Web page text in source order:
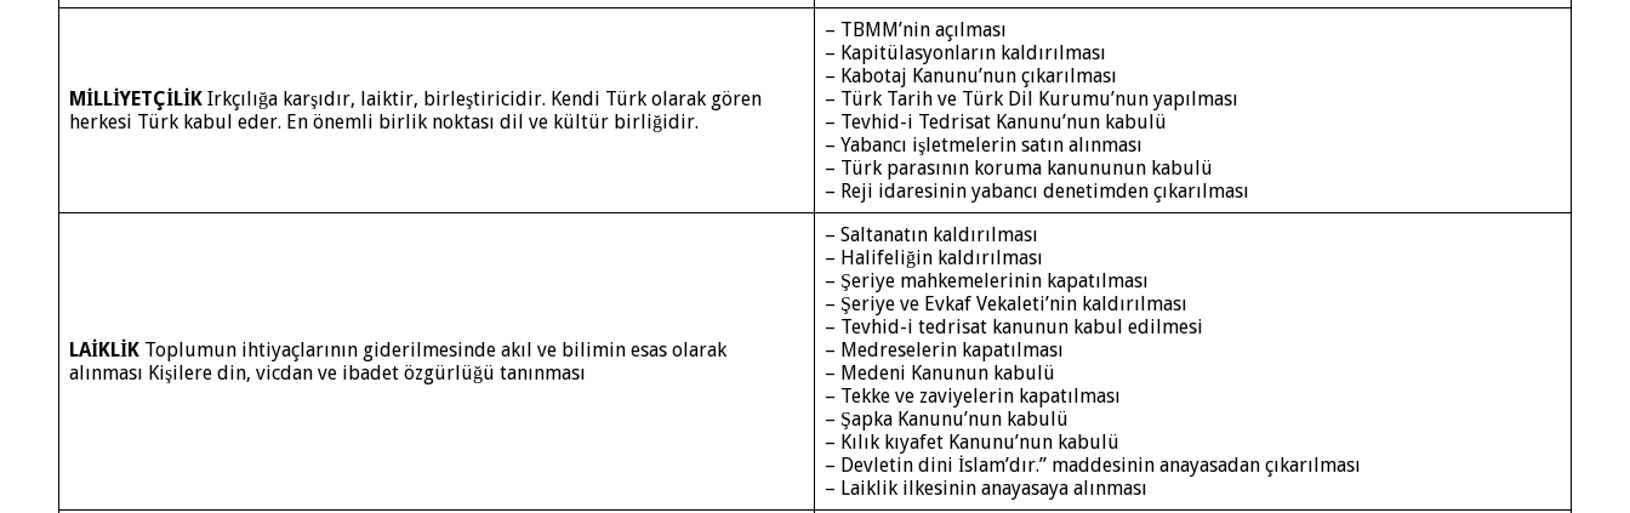
MİLLİYETÇİLİK Irkçılığa karşıdır, laiktir, birleştiricidir. Kendi Türk olarak gören
herkesi Türk kabul eder. En önemli birlik noktası dil ve kültür birliğidir.
– TBMM’nin açılması
– Kapitülasyonların kaldırılması
– Kabotaj Kanunu’nun çıkarılması
– Türk Tarih ve Türk Dil Kurumu’nun yapılması
– Tevhid-i Tedrisat Kanunu’nun kabulü
– Yabancı işletmelerin satın alınması
– Türk parasının koruma kanununun kabulü
– Reji idaresinin yabancı denetimden çıkarılması
LAİKLİK Toplumun ihtiyaçlarının giderilmesinde akıl ve bilimin esas olarak
alınması Kişilere din, vicdan ve ibadet özgürlüğü tanınması
– Saltanatın kaldırılması
– Halifeliğin kaldırılması
– Şeriye mahkemelerinin kapatılması
– Şeriye ve Evkaf Vekaleti’nin kaldırılması
– Tevhid-i tedrisat kanunun kabul edilmesi
– Medreselerin kapatılması
– Medeni Kanunun kabulü
– Tekke ve zaviyelerin kapatılması
– Şapka Kanunu’nun kabulü
– Kılık kıyafet Kanunu’nun kabulü
– Devletin dini İslam’dır.” maddesinin anayasadan çıkarılması
– Laiklik ilkesinin anayasaya alınması